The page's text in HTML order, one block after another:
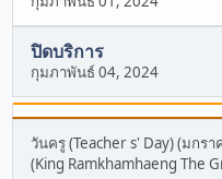
ปิดบริการ
กุมภาพันธ์ 04, 2024
วันครู (Teacher s' Day) (มก
(King Ramkhamhaeng The